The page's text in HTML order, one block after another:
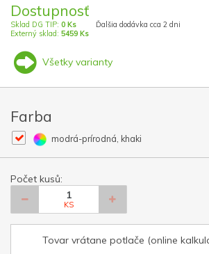
Dostupnosť
Sklad DG TIP: 0 Ks
Externý sklad: 5459 Ks
Ďalšia dodávka cca 2 dni
Všetky varianty
Farba
modrá-prírodná, khaki
Počet kusů:
KS
Tovar vrátane potlače (online